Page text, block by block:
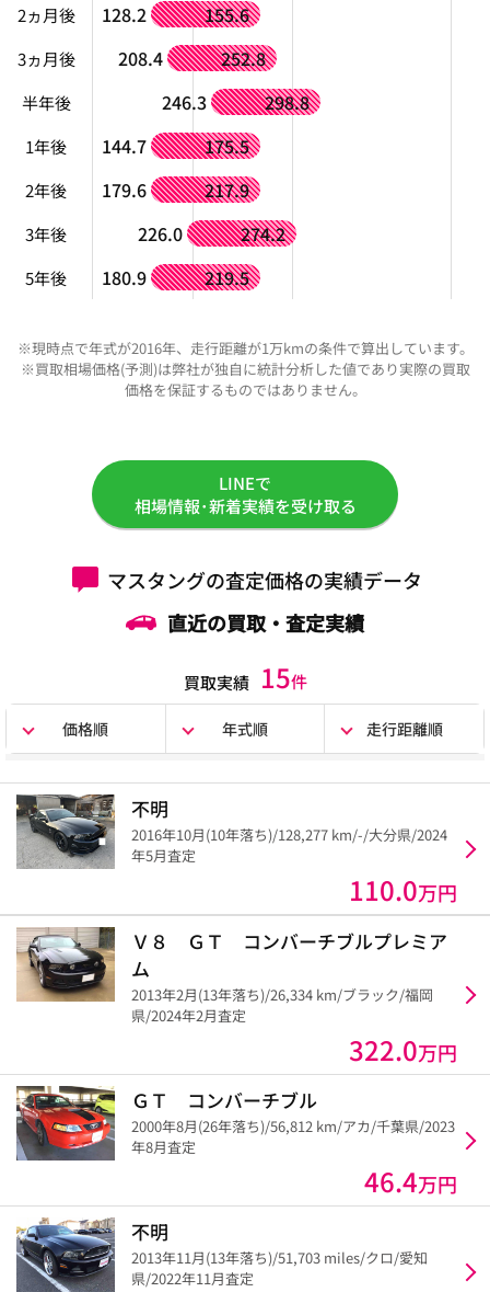
2ヵ月後 128.2 155.6
3ヵ月後 208.4 252.8
半年後 246.3 298.8
1年後 144.7 175.5
2年後 179.6 217.9
3年後 226.0 274.2
5年後 180.9 219.5
※現時点で年式が2016年、走行距離が1万kmの条件で算出しています。
※買取相場価格(予測)は弊社が独自に統計分析した値であり実際の買取
価格を保証するものではありません。
LINEで
相場情報･新着実績を受け取る
マスタングの査定価格の実績データ
直近の買取・査定実績
買取実績 15件
価格順 年式順 走行距離順
不明
2016年10月(10年落ち)/128,277 km/-/大分県/2024
年5月査定
110.0万円
Ｖ８ ＧＴ コンバーチブルプレミア
ム
2013年2月(13年落ち)/26,334 km/ブラック/福岡
県/2024年2月査定
322.0万円
ＧＴ コンバーチブル
2000年8月(26年落ち)/56,812 km/アカ/千葉県/2023
年8月査定
46.4万円
不明
2013年11月(13年落ち)/51,703 miles/クロ/愛知
県/2022年11月査定